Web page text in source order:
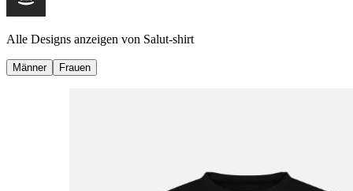
Alle Designs anzeigen von Salut-shirt
Männer Frauen